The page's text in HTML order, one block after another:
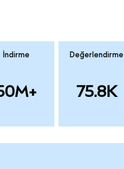
İndirme Değerlendirme
75.8K